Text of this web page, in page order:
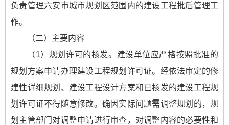
负责管理六安市城市规划区范围内的建设工程批后管理工
作。
（二）主要内容
（1）规划许可的核发。建设单位应严格按照批准的
规划方案申请办理建设工程规划许可证。经依法审定的修
建性详细规划、建设工程设计方案和已核发的建设工程规
划许可证不得随意修改。确因实际问题需调整规划的，规
划主管部门对调整申请进行审查，对调整内容的必要性和